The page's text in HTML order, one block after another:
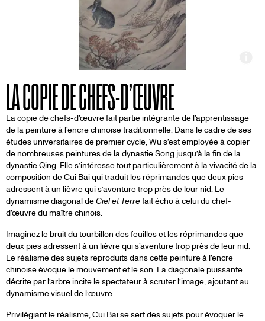
LA COPIE DE CHEFS-D’ŒUVRE
La copie de chefs-d’œuvre fait partie intégrante de l’apprentissage
de la peinture à l’encre chinoise traditionnelle. Dans le cadre de ses
études universitaires de premier cycle, Wu s’est employée à copier
de nombreuses peintures de la dynastie Song jusqu’à la fin de la
dynastie Qing. Elle s’intéresse tout particulièrement à la vivacité de la
composition de Cui Bai qui traduit les réprimandes que deux pies
adressent à un lièvre qui s’aventure trop près de leur nid. Le
dynamisme diagonal deCiel et Terrefait écho à celui du chef-
d’œuvre du maître chinois.
Imaginez le bruit du tourbillon des feuilles et les réprimandes que
deux pies adressent à un lièvre qui s’aventure trop près de leur nid.
Le réalisme des sujets reproduits dans cette peinture à l’encre
chinoise évoque le mouvement et le son. La diagonale puissante
décrite par l’arbre incite le spectateur à scruter l’image, ajoutant au
dynamisme visuel de l’œuvre.
Privilégiant le réalisme, Cui Bai se sert des sujets pour évoquer le